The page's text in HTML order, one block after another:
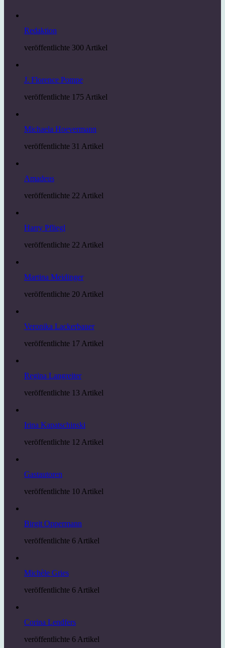
Redaktion
veröffentlichte 300 Artikel
J. Florence Pompe
veröffentlichte 175 Artikel
Michaela Hoevermann
veröffentlichte 31 Artikel
Amadeus
veröffentlichte 22 Artikel
Harry Pfliegl
veröffentlichte 22 Artikel
Martina Meidinger
veröffentlichte 20 Artikel
Veronika Lackerbauer
veröffentlichte 17 Artikel
Regina Langreiter
veröffentlichte 13 Artikel
Irina Kapatschinski
veröffentlichte 12 Artikel
Gastautoren
veröffentlichte 10 Artikel
Birgit Oppermann
veröffentlichte 6 Artikel
Michèle Gries
veröffentlichte 6 Artikel
Corina Lendfers
veröffentlichte 6 Artikel